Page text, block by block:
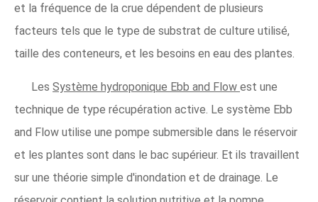
et la fréquence de la crue dépendent de plusieurs
facteurs tels que le type de substrat de culture utilisé,
taille des conteneurs, et les besoins en eau des plantes.
Les Système hydroponique Ebb and Flow est une
technique de type récupération active. Le système Ebb
and Flow utilise une pompe submersible dans le réservoir
et les plantes sont dans le bac supérieur. Et ils travaillent
sur une théorie simple d'inondation et de drainage. Le